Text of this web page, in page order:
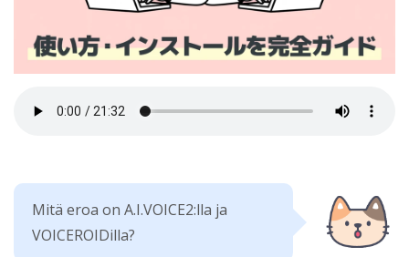
Mitä eroa on A.I.VOICE2:lla ja
VOICEROIDilla?